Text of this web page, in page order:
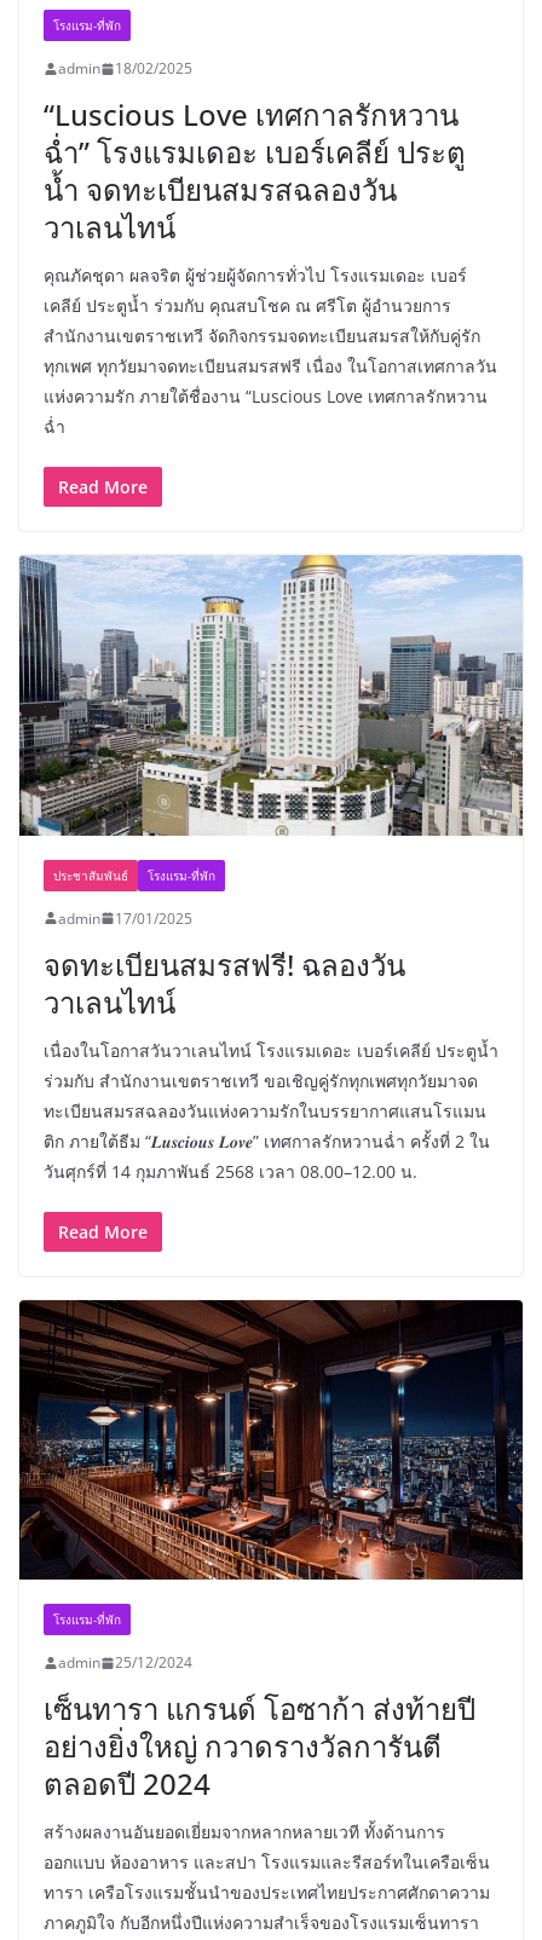
โรงแรม-ที่พัก
admin 18/02/2025
“Luscious Love เทศกาลรักหวาน
ฉ่ำ” โรงแรมเดอะ เบอร์เคลีย์ ประตู
น้ำ จดทะเบียนสมรสฉลองวัน
วาเลนไทน์
คุณภัคชุดา ผลจริต ผู้ช่วยผู้จัดการทั่วไป โรงแรมเดอะ เบอร์
เคลีย์ ประตูน้ำ ร่วมกับ คุณสบโชค ณ ศรีโต ผู้อำนวยการ
สำนักงานเขตราชเทวี จัดกิจกรรมจดทะเบียนสมรสให้กับคู่รัก
ทุกเพศ ทุกวัยมาจดทะเบียนสมรสฟรี เนื่อง ในโอกาสเทศกาลวัน
แห่งความรัก ภายใต้ชื่องาน “Luscious Love เทศกาลรักหวาน
ฉ่ำ
Read More
ประชาสัมพันธ์ โรงแรม-ที่พัก
admin 17/01/2025
จดทะเบียนสมรสฟรี! ฉลองวัน
วาเลนไทน์
เนื่องในโอกาสวันวาเลนไทน์ โรงแรมเดอะ เบอร์เคลีย์ ประตูน้ำ
ร่วมกับ สำนักงานเขตราชเทวี ขอเชิญคู่รักทุกเพศทุกวัยมาจด
ทะเบียนสมรสฉลองวันแห่งความรักในบรรยากาศแสนโรแมน
ติก ภายใต้ธีม “𝑳𝒖𝒔𝒄𝒊𝒐𝒖𝒔 𝑳𝒐𝒗𝒆” เทศกาลรักหวานฉ่ำ ครั้งที่ 2 ใน
วันศุกร์ที่ 14 กุมภาพันธ์ 2568 เวลา 08.00–12.00 น.
Read More
โรงแรม-ที่พัก
admin 25/12/2024
เซ็นทารา แกรนด์ โอซาก้า ส่งท้ายปี
อย่างยิ่งใหญ่ กวาดรางวัลการันตี
ตลอดปี 2024
สร้างผลงานอันยอดเยี่ยมจากหลากหลายเวที ทั้งด้านการ
ออกแบบ ห้องอาหาร และสปา โรงแรมและรีสอร์ทในเครือเซ็น
ทารา เครือโรงแรมชั้นนำของประเทศไทยประกาศศักดาความ
ภาคภูมิใจ กับอีกหนึ่งปีแห่งความสำเร็จของโรงแรมเซ็นทารา